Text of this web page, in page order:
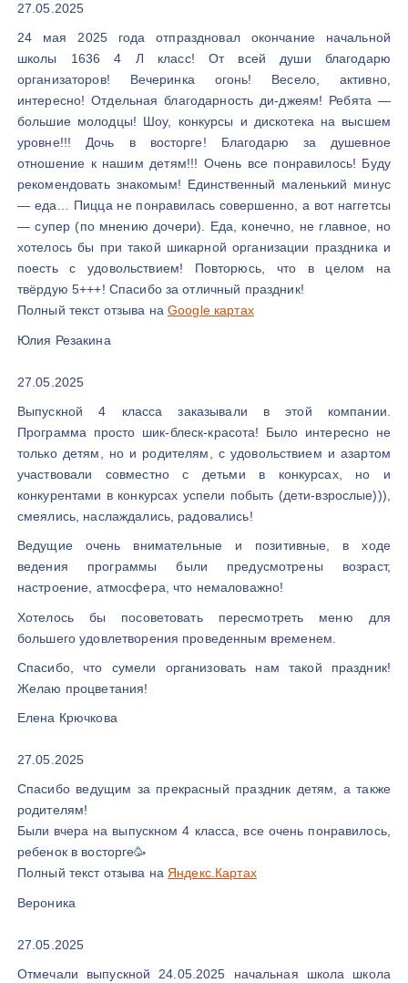
27.05.2025
24 мая 2025 года отпраздновал окончание начальной
школы 1636 4 Л класс! От всей души благодарю
организаторов! Вечеринка огонь! Весело, активно,
интересно! Отдельная благодарность ди-джеям! Ребята —
большие молодцы! Шоу, конкурсы и дискотека на высшем
уровне!!! Дочь в восторге! Благодарю за душевное
отношение к нашим детям!!! Очень все понравилось! Буду
рекомендовать знакомым! Единственный маленький минус
— еда… Пицца не понравилась совершенно, а вот наггетсы
— супер (по мнению дочери). Еда, конечно, не главное, но
хотелось бы при такой шикарной организации праздника и
поесть с удовольствием! Повторюсь, что в целом на
твёрдую 5+++! Спасибо за отличный праздник!
Полный текст отзыва наGoogle картах
Юлия Резакина
27.05.2025
Выпускной 4 класса заказывали в этой компании.
Программа просто шик-блеск-красота! Было интересно не
только детям, но и родителям, с удовольствием и азартом
участвовали совместно с детьми в конкурсах, но и
конкурентами в конкурсах успели побыть (дети-взрослые))),
смеялись, наслаждались, радовались!
Ведущие очень внимательные и позитивные, в ходе
ведения программы были предусмотрены возраст,
настроение, атмосфера, что немаловажно!
Хотелось бы посоветовать пересмотреть меню для
большего удовлетворения проведенным временем.
Спасибо, что сумели организовать нам такой праздник!
Желаю процветания!
Елена Крючкова
27.05.2025
Спасибо ведущим за прекрасный праздник детям, а также
родителям!
Были вчера на выпускном 4 класса, все очень понравилось,
ребенок в восторге🥳
Полный текст отзыва наЯндекс.Картах
Вероника
27.05.2025
Отмечали выпускной 24.05.2025 начальная школа школа